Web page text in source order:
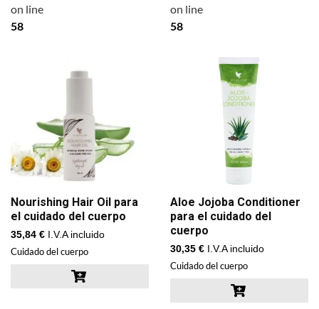
on line
58
Nourishing Hair Oil para
el cuidado del cuerpo
35,84 € I.V.A incluido
Cuidado del cuerpo
on line
58
Aloe Jojoba Conditioner
para el cuidado del
cuerpo
30,35 € I.V.A incluido
Cuidado del cuerpo